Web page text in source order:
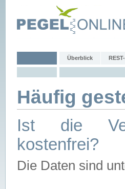
Überblick
Häufig
Ist die
kostenfrei?
Die Daten sind